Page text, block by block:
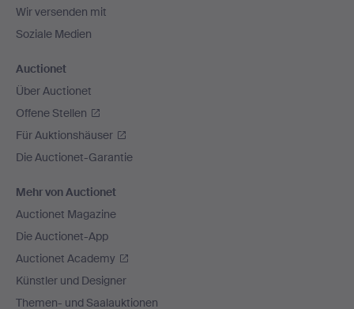
Wir versenden mit
Soziale Medien
Auctionet
Über Auctionet
Offene Stellen
Für Auktionshäuser
Die Auctionet-Garantie
Mehr von Auctionet
Auctionet Magazine
Die Auctionet-App
Auctionet Academy
Künstler und Designer
Themen- und Saalauktionen